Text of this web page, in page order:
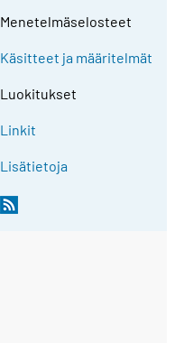
Menetelmäselosteet
Käsitteet ja määritelmät
Luokitukset
Linkit
Lisätietoja